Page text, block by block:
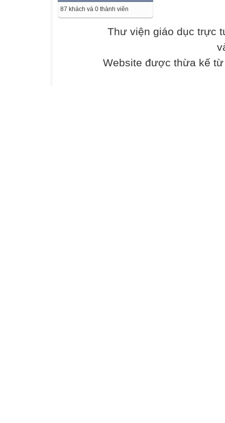
87 khách và 0 thành viên
Thư viện giáo dục trực
Website được thừa kế